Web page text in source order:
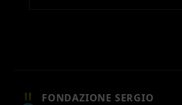
FONDAZIONE SERGIO